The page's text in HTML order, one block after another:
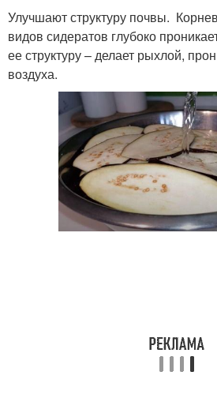
Улучшают структуру почвы.
видов сидератов глубоко
ее структуру – делает рыхлой,
воздуха.